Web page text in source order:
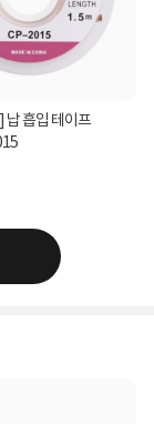
납 흡입 테이프